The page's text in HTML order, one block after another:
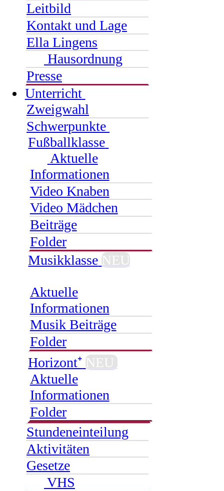
Leitbild
Kontakt und Lage
Ella Lingens
Hausordnung
Presse
Unterricht
Zweigwahl
Schwerpunkte
Fußballklasse
Aktuelle
Informationen
Video Knaben
Video Mädchen
Beiträge
Folder
Musikklasse NEU
Aktuelle
Informationen
Musik Beiträge
Folder
Horizont⁺ NEU
Aktuelle
Informationen
Folder
Stundeneinteilung
Aktivitäten
Gesetze
VHS